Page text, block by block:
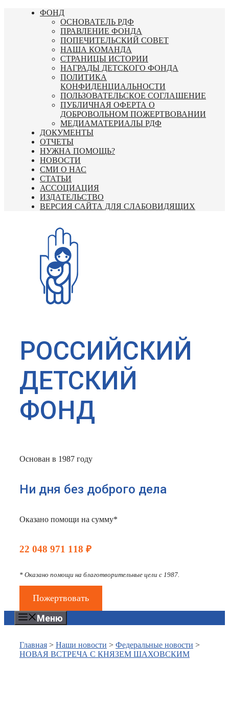
Перейти
ФОНД
ОСНОВАТЕЛЬ РДФ
ПРАВЛЕНИЕ ФОНДА
ПОПЕЧИТЕЛЬСКИЙ СОВЕТ
НАША КОМАНДА
СТРАНИЦЫ ИСТОРИИ
НАГРАДЫ ДЕТСКОГО ФОНДА
ПОЛИТИКА
КОНФИДЕНЦИАЛЬНОСТИ
ПОЛЬЗОВАТЕЛЬСКОЕ СОГЛАШЕНИЕ
ПУБЛИЧНАЯ ОФЕРТА О
ДОБРОВОЛЬНОМ ПОЖЕРТВОВАНИИ
МЕДИАМАТЕРИАЛЫ РДФ
ДОКУМЕНТЫ
ОТЧЕТЫ
НУЖНА ПОМОЩЬ?
НОВОСТИ
СМИ О НАС
СТАТЬИ
АССОЦИАЦИЯ
ИЗДАТЕЛЬСТВО
ВЕРСИЯ САЙТА ДЛЯ СЛАБОВИДЯЩИХ
РОССИЙСКИЙ
ДЕТСКИЙ
ФОНД
Основан в 1987 году
Ни дня без доброго дела
Оказано помощи на сумму*
22 048 971 118 ₽
* Оказано помощи на благотворительные цели с 1987.
Пожертвовать
Меню
Главная > Наши новости > Федеральные новости >
НОВАЯ ВСТРЕЧА С КНЯЗЕМ ШАХОВСКИМ